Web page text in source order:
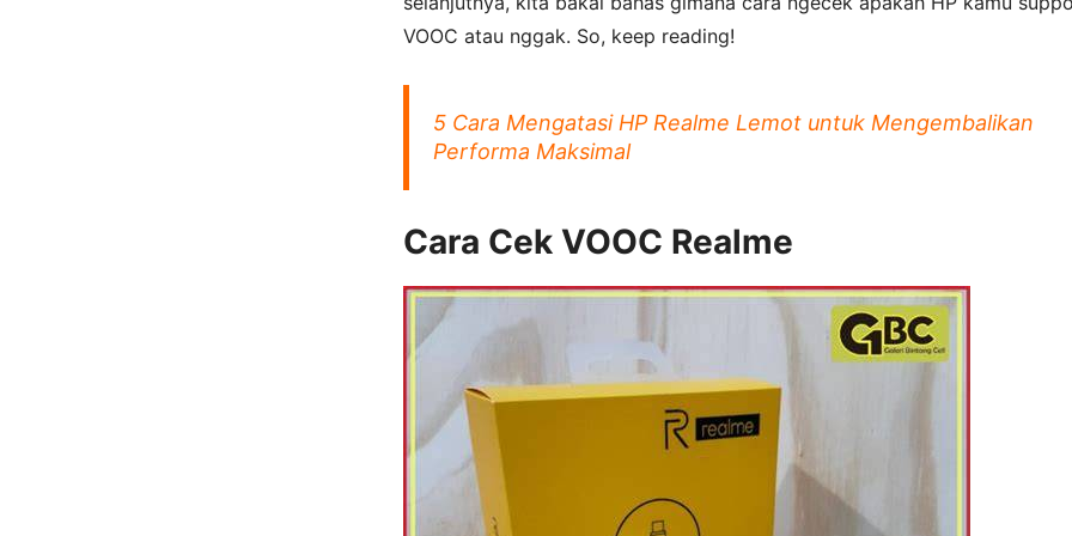
VOOC atau nggak. So, keep reading!
5 Cara Mengatasi HP Realme Lemot untuk Mengembalikan
Performa Maksimal
Cara Cek VOOC Realme